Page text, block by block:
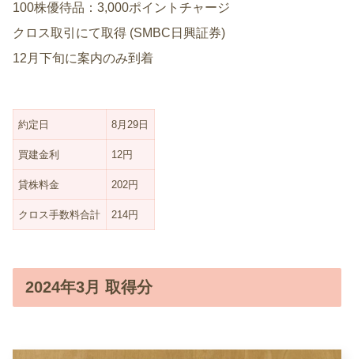
100株優待品：3,000ポイントチャージ
クロス取引にて取得 (SMBC日興証券)
12月下旬に案内のみ到着
約定日 8月29日
買建金利 12円
貸株料金 202円
クロス手数料合計 214円
2024年3月 取得分